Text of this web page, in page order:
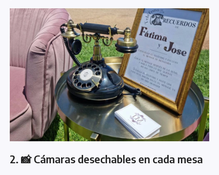
2. 📸 Cámaras desechables en cada mesa